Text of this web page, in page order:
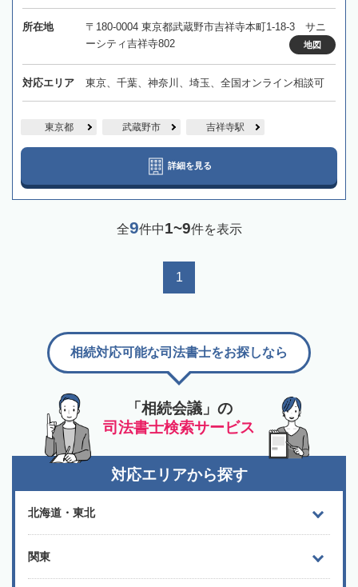
所在地
〒180-0004 東京都武蔵野市吉祥寺本町1-18-3 サニ
ーシティ吉祥寺802
地図
対応エリア 東京、千葉、神奈川、埼玉、全国オンライン相談可
東京都 武蔵野市 吉祥寺駅
詳細を見る
全9件中1~9件を表示
1
「相続会議」の
司法書士検索サービス
相続対応可能な司法書士をお探しなら
対応エリアから探す
北海道・東北
関東